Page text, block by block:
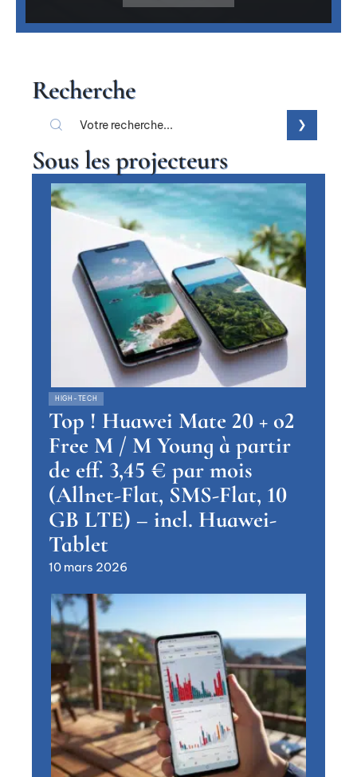
Recherche
Sous les projecteurs
HIGH-TECH
Top ! Huawei Mate 20 + o2
Free M / M Young à partir
de eff. 3,45 € par mois
(Allnet-Flat, SMS-Flat, 10
GB LTE) – incl. Huawei-
Tablet
10 mars 2026